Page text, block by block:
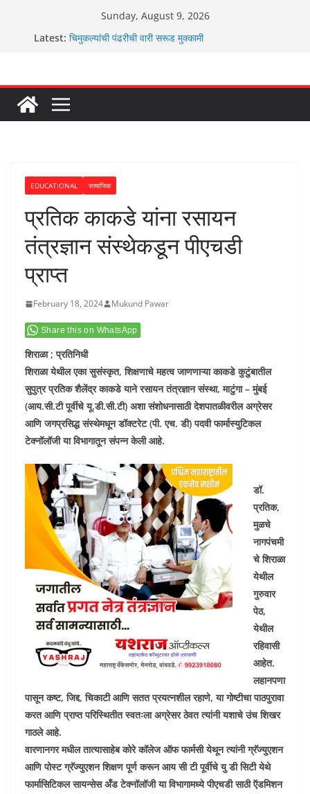
Sunday, August 9, 2026
Latest: चिमुकल्यांची पंढरीची वारी सरूड मुक्कामी
EDUCATIONAL सामाजिक
प्रतिक काकडे यांना रसायन
तंत्रज्ञान संस्थेकडून पीएचडी
प्राप्त
February 18, 2024 Mukund Pawar
Share this on WhatsApp
शिराळा ; प्रतिनिधी
शिराळा येथील एका सुसंस्कृत, शिक्षणाचे महत्व जाणणाऱ्या काकडे कुटुंबातील
सुपुत्र प्रतिक शैलेंद्र काकडे याने रसायन तंत्रज्ञान संस्था, माटुंगा – मुंबई
(आय.सी.टी पूर्वीचे यू.डी.सी.टी) अशा संशोधनासाठी देशपातळीवरील अग्रेसर
आणि जगप्रसिद्ध संस्थेमधून डॉक्टरेट (पी. एच. डी) पदवी फार्मास्युटिकल
टेक्नॉलॉजी या विभागातून संपन्न केली आहे.
डॉ.
प्रतिक,
मुळचे
नागपंचमी
चे शिराळा
येथील
गुरुवार
पेठ,
येथील
रहिवासी
आहेत.
लहानपणा
पासून कष्ट, जिद्द, चिकाटी आणि सतत प्रयत्नशील रहाणे, या गोष्टीचा पाठपुरावा
करत आणि प्राप्त परिस्थितीत स्वतःला अग्रेसर ठेवत त्यांनी यशाचे उंच शिखर
गाठले आहे.
वारणानगर मधील तात्यासाहेब कोरे कॉलेज ऑफ फार्मसी येथून त्यांनी ग्रॅज्युएशन
आणि पोस्ट ग्रॅज्युएशन शिक्षण पूर्ण करून आय सी टी पूर्वीचे यु डी सिटी येथे
फार्मासिटिकल सायन्सेस अँड टेक्नॉलॉजी या विभागामध्ये पीएचडी साठी ऍडमिशन